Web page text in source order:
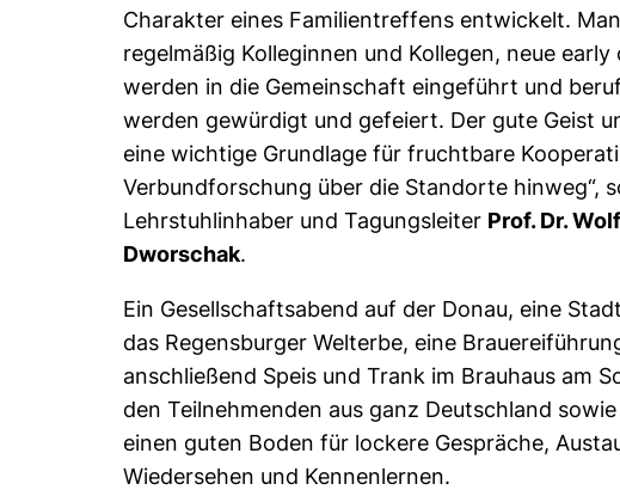
Charakter eines Familientreffens entwickelt.
regelmäßig Kolleginnen und Kollegen, neue
werden in die Gemeinschaft eingeführt und
werden gewürdigt und gefeiert. Der gute Geist
eine wichtige Grundlage für fruchtbare
Verbundforschung über die Standorte hinweg“,
Lehrstuhlinhaber und Tagungsleiter Prof. Dr.
Dworschak.
Ein Gesellschaftsabend auf der Donau, eine
das Regensburger Welterbe, eine
anschließend Speis und Trank im Brauhaus am
den Teilnehmenden aus ganz Deutschland
einen guten Boden für lockere Gespräche,
Wiedersehen und Kennenlernen.